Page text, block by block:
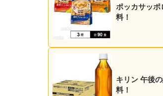
ポッカサッポ
料！
キリン 午後
料！